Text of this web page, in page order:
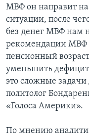
МВФ он направит
ситуации, после
без денег МВФ нам
рекомендации МВФ
пенсионный
уменьшить дефицит
это сложные
политолог
«Голоса Америки».
По мнению